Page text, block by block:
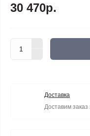
30 470р.
Доставка
Доставим заказ